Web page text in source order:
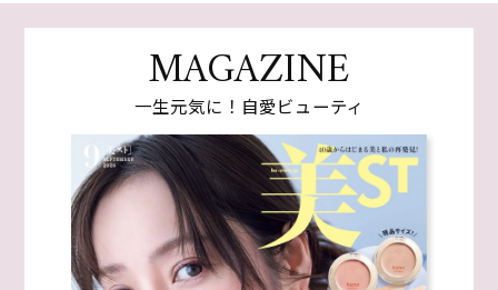
MAGAZINE
一生元気に！自愛ビューティ